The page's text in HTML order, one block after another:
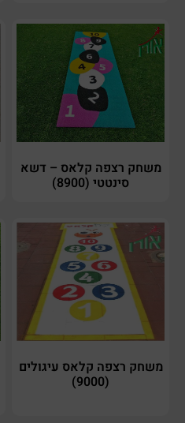
משחק רצפה קלאס – דשא
סינטטי (8900)
משחק רצפה קלאס עיגולים
(9000)